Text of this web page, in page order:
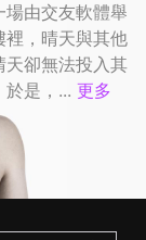
由交友軟體舉
裡，晴天與其他
天卻無法投入其
是，... 更多